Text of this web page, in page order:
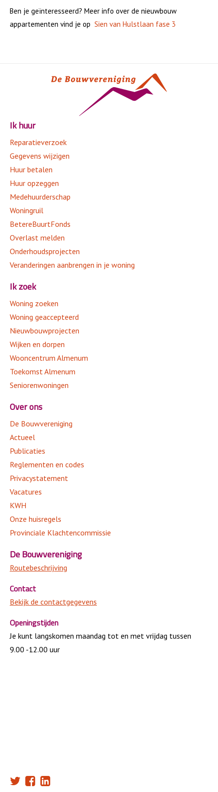
Investeringsstatuut
Reglementen en codes
Onze huisregels
Provinciale Klachtencommissie
De Bouwvereniging
Contact
Ben je geïnteresseerd? Meer info over de nieuwbouw
appartementen vind je op Sien van Hulstlaan fase 3
Ik huur
Reparatieverzoek
Gegevens wijzigen
Huur betalen
Huur opzeggen
Medehuurderschap
Woningruil
BetereBuurtFonds
Overlast melden
Onderhoudsprojecten
Veranderingen aanbrengen in je woning
Ik zoek
Woning zoeken
Woning geaccepteerd
Nieuwbouwprojecten
Wijken en dorpen
Wooncentrum Almenum
Toekomst Almenum
Seniorenwoningen
Over ons
De Bouwvereniging
Actueel
Publicaties
Reglementen en codes
Privacystatement
Vacatures
KWH
Onze huisregels
Provinciale Klachtencommissie
De Bouwvereniging
Routebeschrijving
Contact
Bekijk de contactgegevens
Openingstijden
Je kunt langskomen maandag tot en met vrijdag tussen
9.00 -12.00 uur